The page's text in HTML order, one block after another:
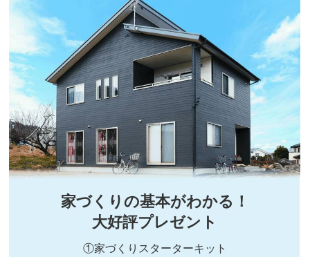
家づくりの基本がわかる！
大好評プレゼント
①家づくりスターターキット